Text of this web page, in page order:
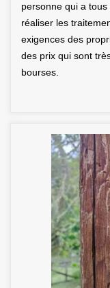
personne qui a
réaliser les
exigences des
des prix qui sont
bourses.